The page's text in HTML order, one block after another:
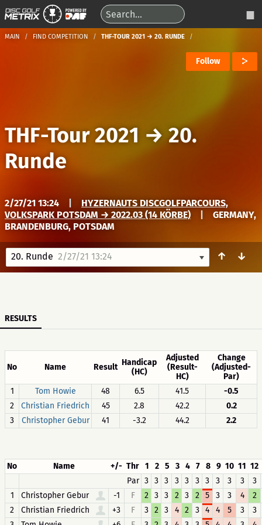
MAIN FIND COMPETITION THF-TOUR 2021 → 20. RUNDE
Follow
THF-Tour 2021 →20.
Runde
2/27/21 13:24
HYZERNAUTS DISCGOLFPARCOURS,
VOLKSPARK POTSDAM → 2022.03 (14 KÖRBE)
GERMANY,
BRANDENBURG, POTSDAM
20. Runde 2/27/21 13:24 ↑ ↓
RESULTS
No Name Result Handicap
(HC)
Adjusted
(Result-
HC)
Change
(Adjusted-
Par)
1
Tom Howie 48 6.5 41.5
-0.5
2
Christian Friedrich 45 2.8 42.2
0.2
3
Christopher Gebur 41 -3.2 44.2 2.2
No Name +/- Thr 1 2 5 3 4 7 8 9 10 11 12
Par 3 3 3 3 3 3 3 3 3 3
3
1
Christopher Gebur -1 F 2 3 3 2 3 2 5 3 3 4
2
2
Christian Friedrich +3 F 3 2 3 4 2 3 4 4 5 3
3